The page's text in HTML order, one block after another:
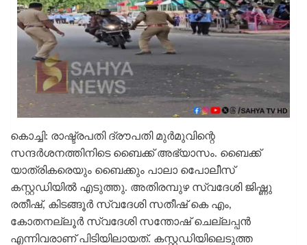
കൊച്ചി: രാഷ്ട്രപതി ദ്രൗപതി മുർമുവിന്റെ
സന്ദർശനത്തിനിടെ ബൈക്ക് അഭ്യാസം. ബൈക്ക്
യാത്രികരെയും ബൈക്കും പാലാ പെോലീസ്
കസ്റ്റഡിയിൽ എടുത്തു. അതിരമ്പുഴ സ്വദേശി ജിഷ്ണു
രതീഷ്, കിടങ്ങൂർ സ്വദേശി സതീഷ് കെ എം,
കോതനല്ലൂർ സ്വദേശി സന്തോഷ് ചെല്ലപ്പൻ
എന്നിവരാണ് പിടിയിലായത്. കസ്റ്റഡിയിലെടുത്ത